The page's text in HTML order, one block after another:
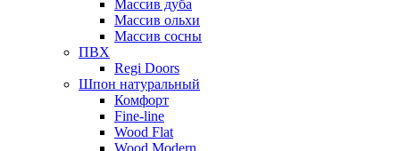
Массив дуба
Массив ольхи
Массив сосны
ПВХ
Regi Doors
Шпон натуральный
Комфорт
Fine-line
Wood Flat
Wood Modern